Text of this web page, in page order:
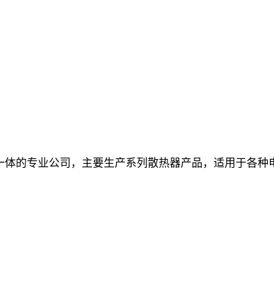
的专业公司，主要生产系列散热器产品，适用于各种